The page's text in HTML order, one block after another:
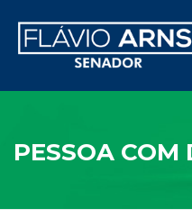
PESSOA COM